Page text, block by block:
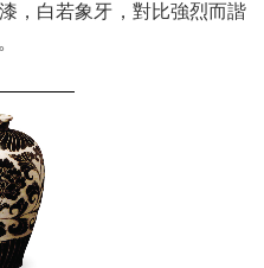
，白若象牙，對比強烈而諧